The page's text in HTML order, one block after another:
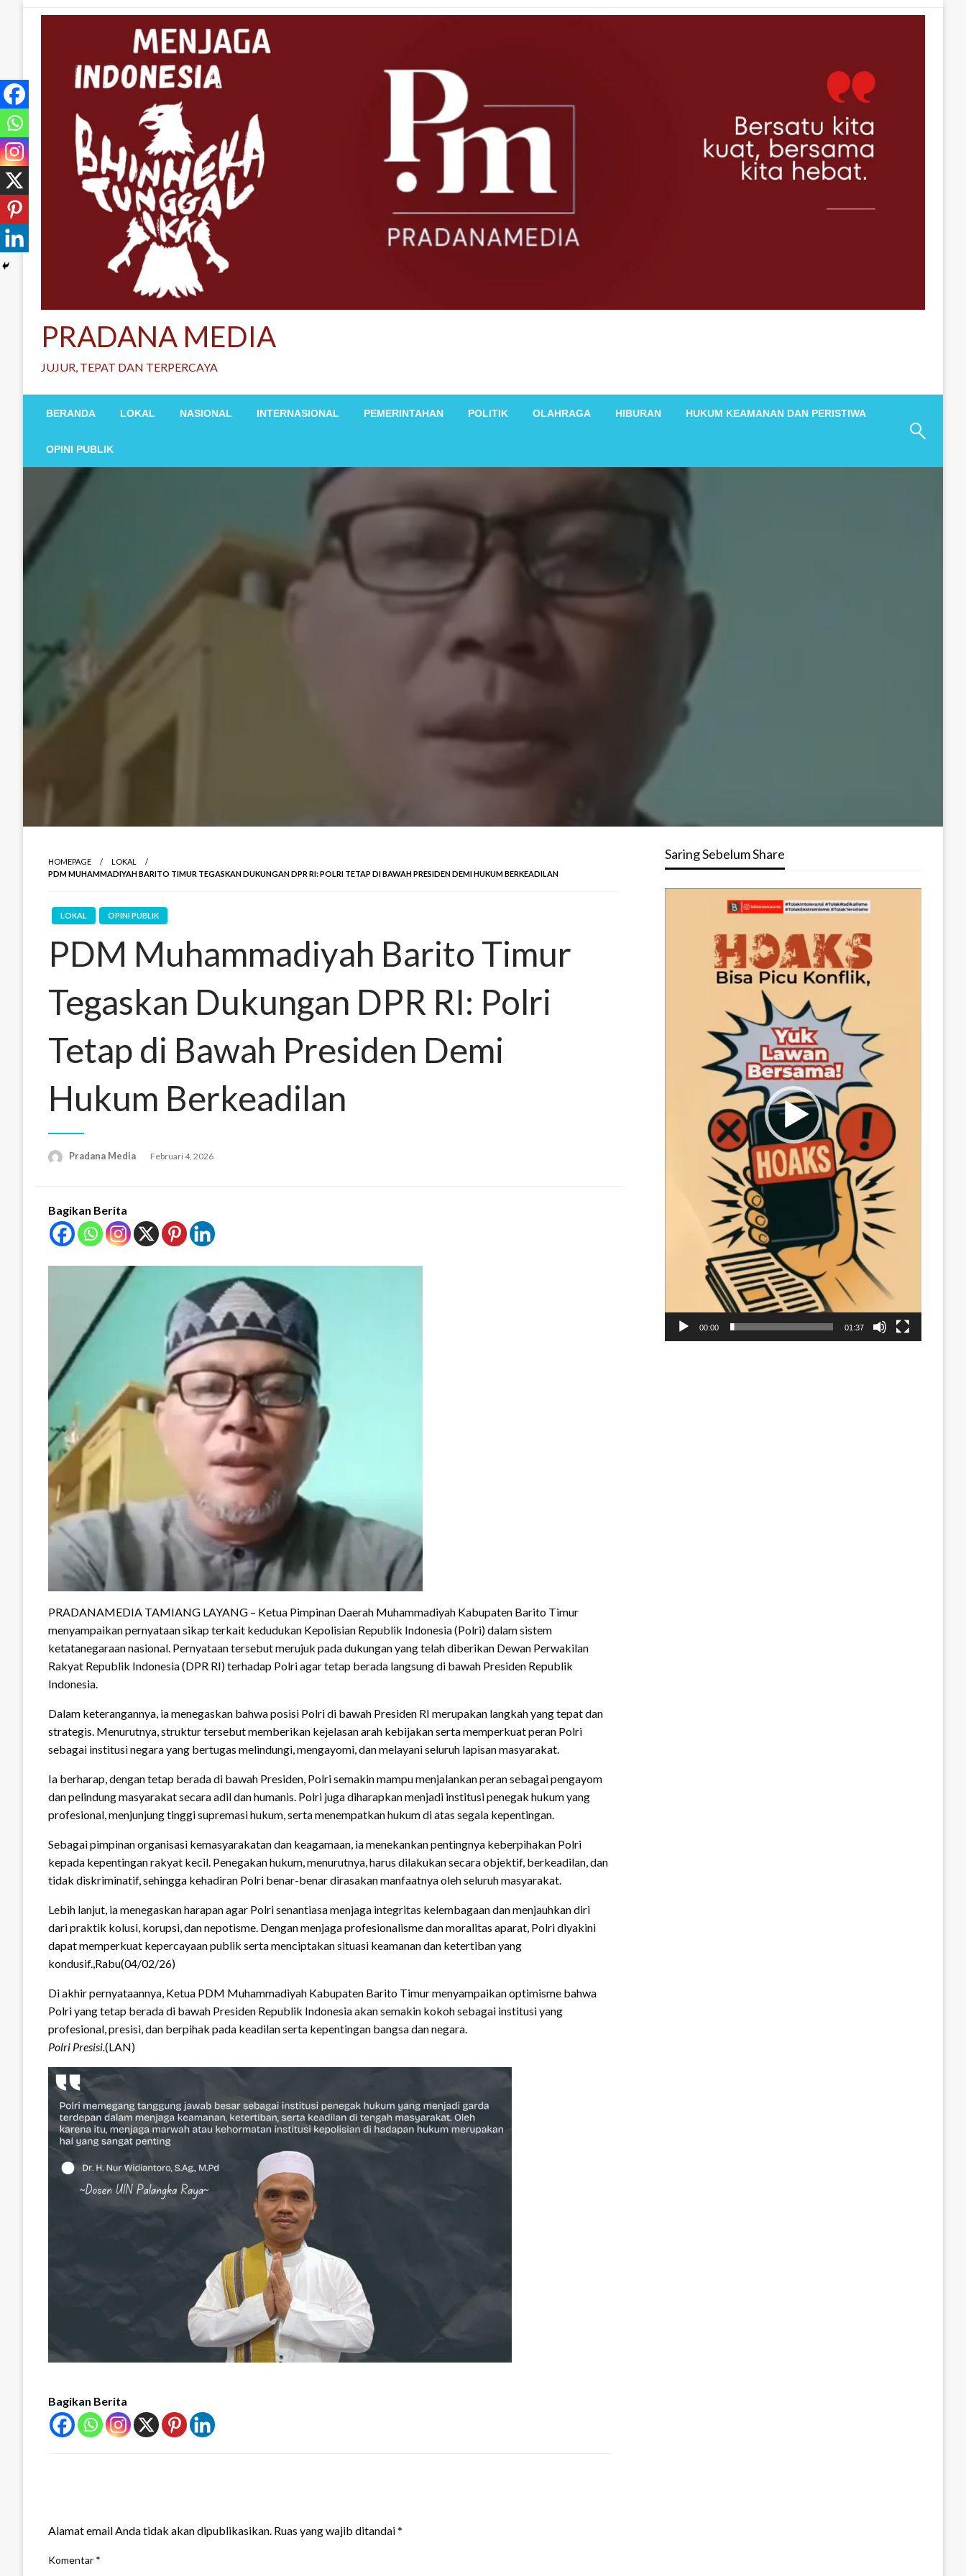
PRADANA MEDIA
JUJUR, TEPAT DAN TERPERCAYA
BERANDA LOKAL NASIONAL INTERNASIONAL PEMERINTAHAN POLITIK OLAHRAGA HIBURAN HUKUM KEAMANAN DAN PERISTIWA
OPINI PUBLIK
HOMEPAGE
LOKAL
PDM MUHAMMADIYAH BARITO TIMUR TEGASKAN DUKUNGAN DPR RI: POLRI TETAP DI BAWAH PRESIDEN DEMI HUKUM BERKEADILAN
LOKAL OPINI PUBLIK
PDM Muhammadiyah Barito Timur
Tegaskan Dukungan DPR RI: Polri
Tetap di Bawah Presiden Demi
Hukum Berkeadilan
Pradana Media Februari 4, 2026
Bagikan Berita
PRADANAMEDIA TAMIANG LAYANG – Ketua Pimpinan Daerah Muhammadiyah Kabupaten Barito Timur
menyampaikan pernyataan sikap terkait kedudukan Kepolisian Republik Indonesia (Polri) dalam sistem
ketatanegaraan nasional. Pernyataan tersebut merujuk pada dukungan yang telah diberikan Dewan Perwakilan
Rakyat Republik Indonesia (DPR RI) terhadap Polri agar tetap berada langsung di bawah Presiden Republik
Indonesia.
Dalam keterangannya, ia menegaskan bahwa posisi Polri di bawah Presiden RI merupakan langkah yang tepat dan
strategis. Menurutnya, struktur tersebut memberikan kejelasan arah kebijakan serta memperkuat peran Polri
sebagai institusi negara yang bertugas melindungi, mengayomi, dan melayani seluruh lapisan masyarakat.
Ia berharap, dengan tetap berada di bawah Presiden, Polri semakin mampu menjalankan peran sebagai pengayom
dan pelindung masyarakat secara adil dan humanis. Polri juga diharapkan menjadi institusi penegak hukum yang
profesional, menjunjung tinggi supremasi hukum, serta menempatkan hukum di atas segala kepentingan.
Sebagai pimpinan organisasi kemasyarakatan dan keagamaan, ia menekankan pentingnya keberpihakan Polri
kepada kepentingan rakyat kecil. Penegakan hukum, menurutnya, harus dilakukan secara objektif, berkeadilan, dan
tidak diskriminatif, sehingga kehadiran Polri benar-benar dirasakan manfaatnya oleh seluruh masyarakat.
Lebih lanjut, ia menegaskan harapan agar Polri senantiasa menjaga integritas kelembagaan dan menjauhkan diri
dari praktik kolusi, korupsi, dan nepotisme. Dengan menjaga profesionalisme dan moralitas aparat, Polri diyakini
dapat memperkuat kepercayaan publik serta menciptakan situasi keamanan dan ketertiban yang
kondusif.,Rabu(04/02/26)
Di akhir pernyataannya, Ketua PDM Muhammadiyah Kabupaten Barito Timur menyampaikan optimisme bahwa
Polri yang tetap berada di bawah Presiden Republik Indonesia akan semakin kokoh sebagai institusi yang
profesional, presisi, dan berpihak pada keadilan serta kepentingan bangsa dan negara.
Polri Presisi.(LAN)
Bagikan Berita
Alamat email Anda tidak akan dipublikasikan. Ruas yang wajib ditandai*
Komentar *
Saring Sebelum Share
00:00 01:37